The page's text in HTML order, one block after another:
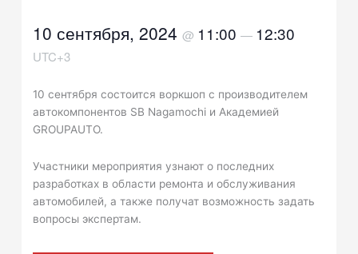
10 сентября, 2024@ 11:00— 12:30
UTC+3
10 сентября состоится воркшоп с производителем
автокомпонентов SB Nagamochi и Академией
GROUPAUTO.
Участники мероприятия узнают о последних
разработках в области ремонта и обслуживания
автомобилей, а также получат возможность задать
вопросы экспертам.